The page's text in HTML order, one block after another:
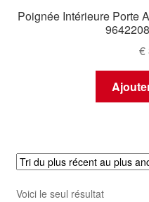
Poignée Intérieure Porte
€
Voici le seul résultat